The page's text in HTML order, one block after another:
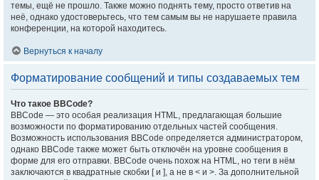
темы, ещё не прошло. Также можно поднять тему, просто ответив на
неё, однако удостоверьтесь, что тем самым вы не нарушаете правила
конференции, на которой находитесь.
Вернуться к началу
Форматирование сообщений и типы создаваемых тем
Что такое BBCode?
BBCode — это особая реализация HTML, предлагающая большие
возможности по форматированию отдельных частей сообщения.
Возможность использования BBCode определяется администратором,
однако BBCode также может быть отключён на уровне сообщения в
форме для его отправки. BBCode очень похож на HTML, но теги в нём
заключаются в квадратные скобки [ и ], а не в < и >. За дополнительной